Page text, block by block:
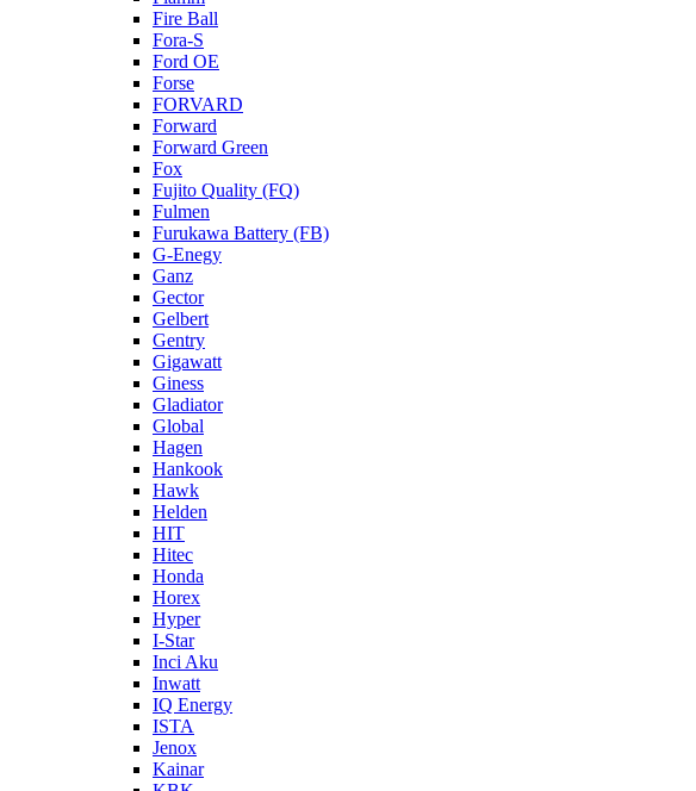
Fire Ball
Fora-S
Ford OE
Forse
FORVARD
Forward
Forward Green
Fox
Fujito Quality (FQ)
Fulmen
Furukawa Battery (FB)
G-Enegy
Ganz
Gector
Gelbert
Gentry
Gigawatt
Giness
Gladiator
Global
Hagen
Hankook
Hawk
Helden
HIT
Hitec
Honda
Horex
Hyper
I-Star
Inci Aku
Inwatt
IQ Energy
ISTA
Jenox
Kainar